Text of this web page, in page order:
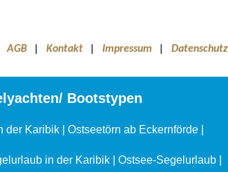
AGB Kontakt Impressum Datenschutz
Bootstypen
der Karibik| Ostseetörn ab Eckernförde|
in der Karibik| Ostsee-Segelurlaub|